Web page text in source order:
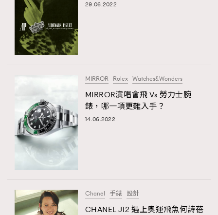
29.06.2022
MIRROR Rolex Watches&Wonders
MIRROR演唱會飛 Vs 勞力士腕
錶，哪一項更難入手？
14.06.2022
Chanel 手錶 設計
CHANEL J12 遇上奧運飛魚何詩蓓